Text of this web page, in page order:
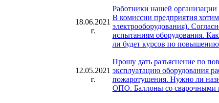
18.06.2021
г.
Работники нашей организации
В комиссии предприятия хотим
электрооборудования).
испытаниям оборудования.
ли будет курсов по повышению
12.05.2021
г.
Прошу дать разъяснение по
эксплуатацию оборудования
пожаротушения. Нужно ли
ОПО. Баллоны со сварочными